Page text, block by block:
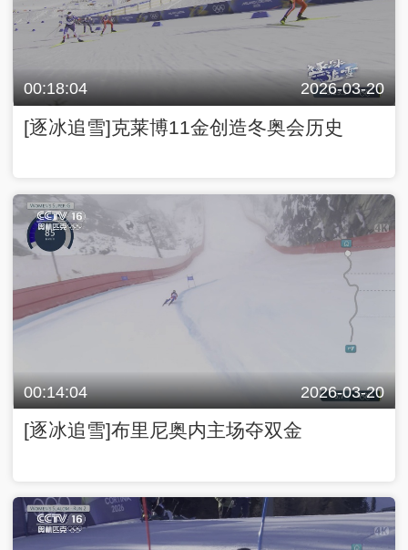
00:18:04 2026-03-20
[逐冰追雪]克莱博11金创造冬奥会历史
00:14:04 2026-03-20
[逐冰追雪]布里尼奥内主场夺双金